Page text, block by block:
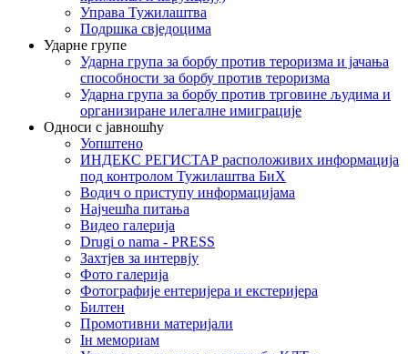
Управа Тужилаштва
Подршка свједоцима
Ударне групе
Ударна група за борбу против тероризма и јачања
способности за борбу против тероризма
Ударна група за борбу против трговине људима и
организиране илегалне имиграције
Односи с јавношћу
Уопштено
ИНДЕКС РЕГИСТАР расположивих информација
под контролом Тужилаштва БиХ
Водич о приступу информацијама
Најчешћа питања
Видео галерија
Drugi o nama - PRESS
Захтјев за интервју
Фото галерија
Фотографије ентеријера и екстеријера
Билтен
Промотивни материјали
Iн мемориам